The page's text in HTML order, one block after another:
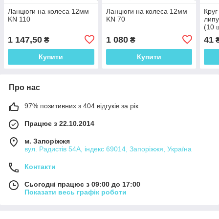
Ланцюги на колеса 12мм
KN 110
1 147,50 ₴
Купити
Ланцюги на колеса 12мм
KN 70
1 080₴
Купити
(10
41
Про нас
97% позитивних з 404 відгуків за рік
Працює з 22.10.2014
м. Запоріжжя
вул. Радистів 54А, індекс 69014, Запоріжжя, Україна
Контакти
Сьогодні працює з 09:00 до 17:00
Показати весь графік роботи